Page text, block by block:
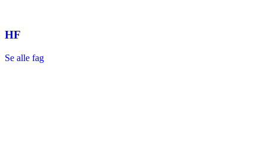
HF
Se alle fag